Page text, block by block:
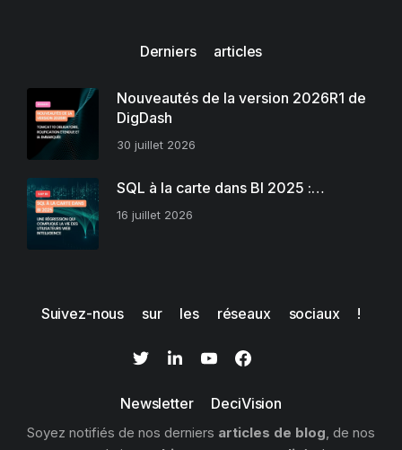
Derniers articles
Nouveautés de la version 2026R1 de
DigDash
30 juillet 2026
SQL à la carte dans BI 2025 :…
16 juillet 2026
Suivez-nous sur les réseaux sociaux !
Newsletter DeciVision
Soyez notifiés de nos derniers articles de blog, de nos